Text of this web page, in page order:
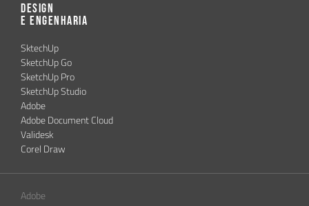
Design
e Engenharia
SktechUp
SketchUp Go
SketchUp Pro
SketchUp Studio
Adobe
Adobe Document Cloud
Validesk
Corel Draw
Adobe